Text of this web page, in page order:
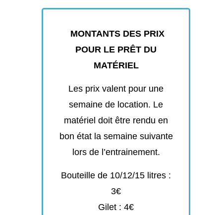
MONTANTS DES PRIX
POUR LE PRÊT DU
MATÉRIEL
Les prix valent pour une
semaine de location. Le
matériel doit être rendu en
bon état la semaine suivante
lors de l’entrainement.
Bouteille de 10/12/15 litres :
3€
Gilet : 4€